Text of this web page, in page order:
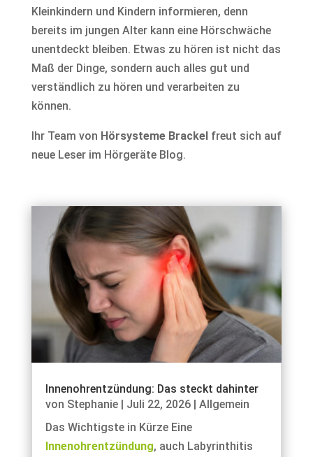
Kleinkindern und Kindern informieren, denn
bereits im jungen Alter kann eine Hörschwäche
unentdeckt bleiben. Etwas zu hören ist nicht das
Maß der Dinge, sondern auch alles gut und
verständlich zu hören und verarbeiten zu
können.
Ihr Team von Hörsysteme Brackelfreut sich auf
neue Leser im Hörgeräte Blog.
Innenohrentzündung: Das steckt dahinter
von Stephanie| Juli 22, 2026| Allgemein
Das Wichtigste in Kürze Eine
Innenohrentzündung, auch Labyrinthitis